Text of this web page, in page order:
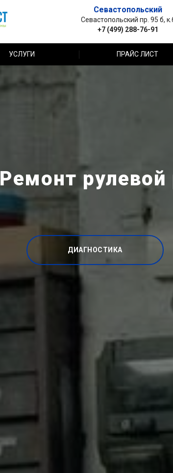
Севастопольский
Севастопольский пр. 95 б,
+7 (499) 288-76-91
УСЛУГИ ПРАЙС ЛИСТ
Ремонт
ДИАГНОСТИКА